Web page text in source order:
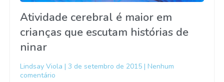
Atividade cerebral é maior em
crianças que escutam histórias de
ninar
Lindsay Viola 3 de setembro de 2015
Nenhum
comentário